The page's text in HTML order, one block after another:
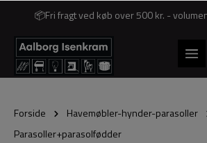
📦Fri fragt ved køb over 500 kr. -
Forside
Havemøbler-hynder-parasoller
Parasoller+parasolfødder